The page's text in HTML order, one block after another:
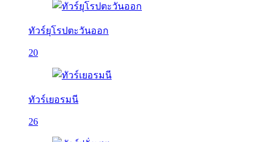
ทัวร์ยุโรปตะวันออก
20
ทัวร์เยอรมนี
26